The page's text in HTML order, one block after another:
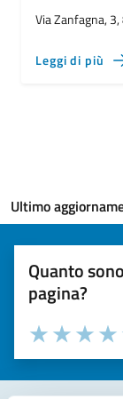
Via Zanfagna,
Leggi di più
Ultimo
Quanto
pagina?
Valuta la
Seleziona il
Valuta
Valuta 2
Valuta 1 stelle